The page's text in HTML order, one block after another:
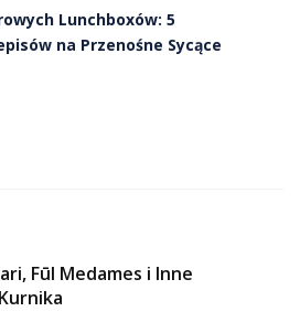
Lunchboxów: 5
na Przenośne Sycące
Fūl Medames i Inne